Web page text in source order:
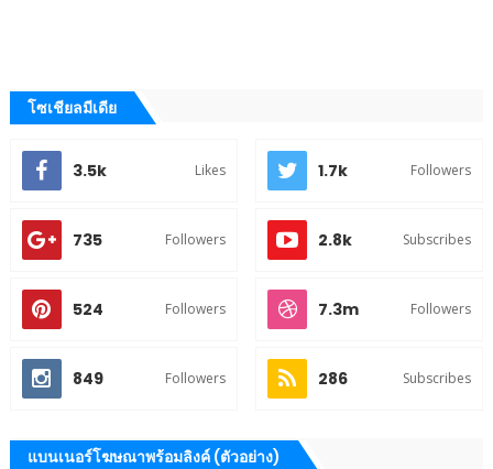
โซเชียลมีเดีย
3.5k Likes 1.7k Followers
735 Followers 2.8k Subscribes
524 Followers 7.3m Followers
849 Followers 286 Subscribes
แบนเนอร์โฆษณาพร้อมลิงค์ (ตัวอย่าง)